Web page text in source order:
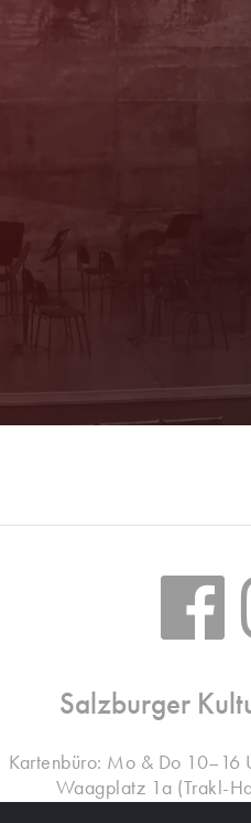
Salzburger
Kartenbüro: Mo & Do
Waagplatz 1a (Trakl-